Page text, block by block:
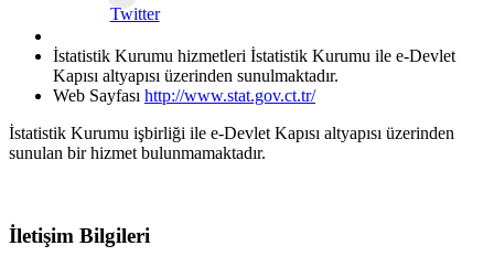
Twitter
İstatistik Kurumu hizmetleri İstatistik Kurumu ile e-Devlet
Kapısı altyapısı üzerinden sunulmaktadır.
Web Sayfası http://www.stat.gov.ct.tr/
İstatistik Kurumu işbirliği ile e-Devlet Kapısı altyapısı üzerinden
sunulan bir hizmet bulunmamaktadır.
İletişim Bilgileri